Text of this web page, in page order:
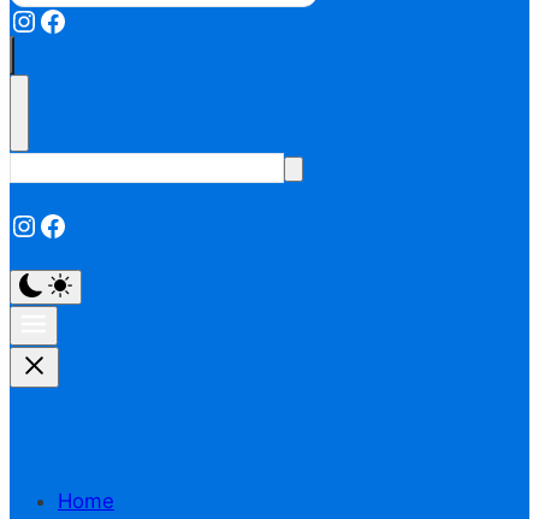
Instagram
Facebook
Instagram
Facebook
Home